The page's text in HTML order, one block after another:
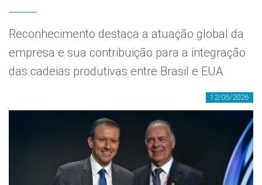
Reconhecimento destaca a atuação global da
empresa e sua contribuição para a integração
das cadeias produtivas entre Brasil e EUA
12/05/2026